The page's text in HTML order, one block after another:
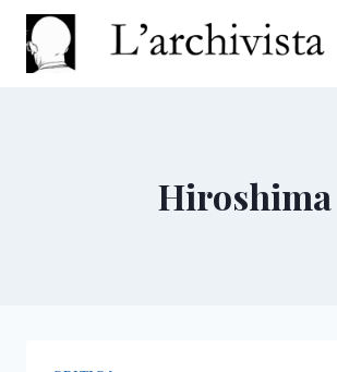
Salta
contenuto
Hiroshima